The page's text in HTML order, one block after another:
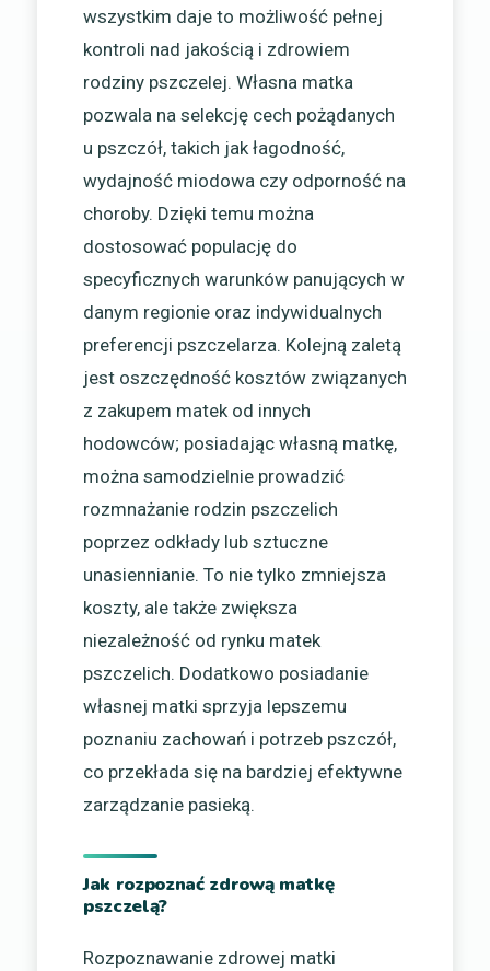
wszystkim daje to możliwość pełnej
kontroli nad jakością i zdrowiem
rodziny pszczelej. Własna matka
pozwala na selekcję cech pożądanych
u pszczół, takich jak łagodność,
wydajność miodowa czy odporność na
choroby. Dzięki temu można
dostosować populację do
specyficznych warunków panujących w
danym regionie oraz indywidualnych
preferencji pszczelarza. Kolejną zaletą
jest oszczędność kosztów związanych
z zakupem matek od innych
hodowców; posiadając własną matkę,
można samodzielnie prowadzić
rozmnażanie rodzin pszczelich
poprzez odkłady lub sztuczne
unasiennianie. To nie tylko zmniejsza
koszty, ale także zwiększa
niezależność od rynku matek
pszczelich. Dodatkowo posiadanie
własnej matki sprzyja lepszemu
poznaniu zachowań i potrzeb pszczół,
co przekłada się na bardziej efektywne
zarządzanie pasieką.
Jak rozpoznać zdrową matkę
pszczelą?
Rozpoznawanie zdrowej matki